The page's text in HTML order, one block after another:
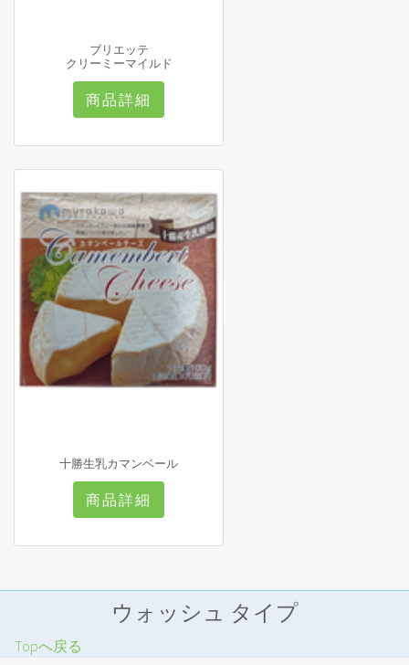
ブリエッテ
クリーミーマイルド
商品詳細
十勝生乳カマンベール
商品詳細
ウォッシュ タイプ
Topへ戻る